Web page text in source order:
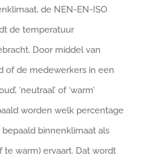
de NEN-EN-ISO
de temperatuur
Door middel van
of de medewerkers in een
‘neutraal’ of ‘warm’
worden welk percentage
binnenklimaat als
warm) ervaart. Dat wordt